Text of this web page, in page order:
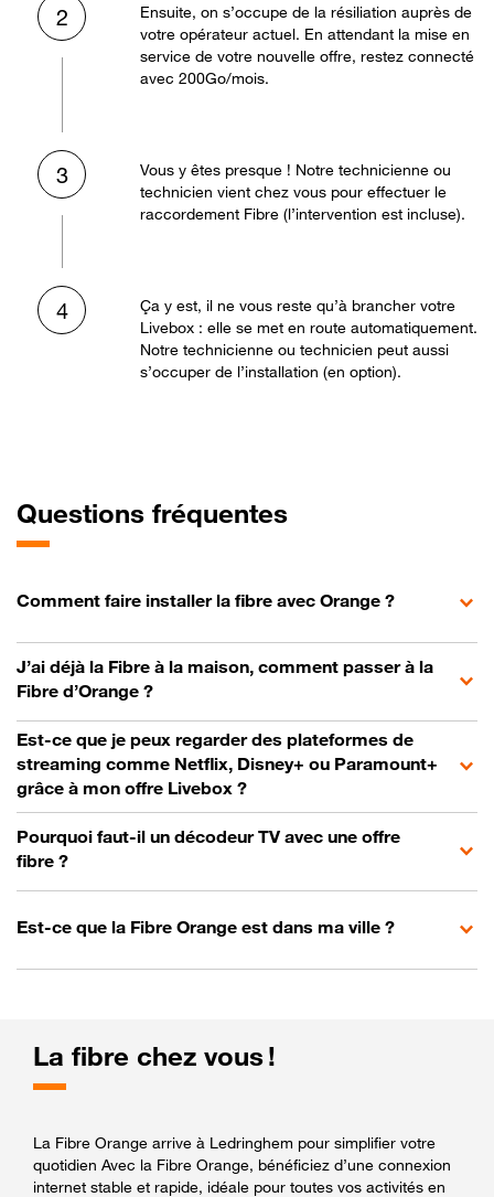
2
Ensuite, on s’occupe de la résiliation auprès de
votre opérateur actuel. En attendant la mise en
service de votre nouvelle offre, restez connecté
avec 200Go/mois.
3
Vous y êtes presque ! Notre technicienne ou
technicien vient chez vous pour effectuer le
raccordement Fibre (l’intervention est incluse).
4
Ça y est, il ne vous reste qu’à brancher votre
Livebox : elle se met en route automatiquement.
Notre technicienne ou technicien peut aussi
s’occuper de l’installation (en option).
Questions fréquentes
Comment faire installer la fibre avec Orange ?
J’ai déjà la Fibre à la maison, comment passer à la
Fibre d’Orange ?
Est-ce que je peux regarder des plateformes de
streaming comme Netflix, Disney+ ou Paramount+
grâce à mon offre Livebox ?
Pourquoi faut-il un décodeur TV avec une offre
fibre ?
Est-ce que la Fibre Orange est dans ma ville ?
La fibre chez vous !
La Fibre Orange arrive à Ledringhem pour simplifier votre
quotidien Avec la Fibre Orange, bénéficiez d’une connexion
internet stable et rapide, idéale pour toutes vos activités en